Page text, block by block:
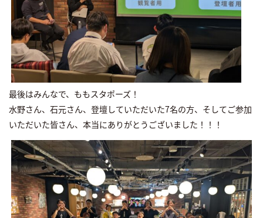
最後はみんなで、ももスタポーズ！
水野さん、石元さん、登壇していただいた7名の方、そしてご参加
いただいた皆さん、本当にありがとうございました！！！